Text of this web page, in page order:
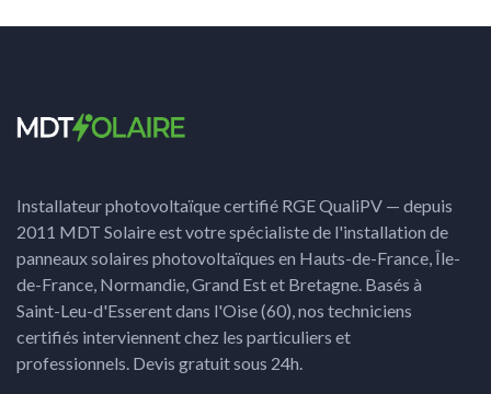
Installateur photovoltaïque certifié RGE QualiPV — depuis
2011 MDT Solaire est votre spécialiste de l'installation de
panneaux solaires photovoltaïques en Hauts-de-France, Île-
de-France, Normandie, Grand Est et Bretagne. Basés à
Saint-Leu-d'Esserent dans l'Oise (60), nos techniciens
certifiés interviennent chez les particuliers et
professionnels. Devis gratuit sous 24h.